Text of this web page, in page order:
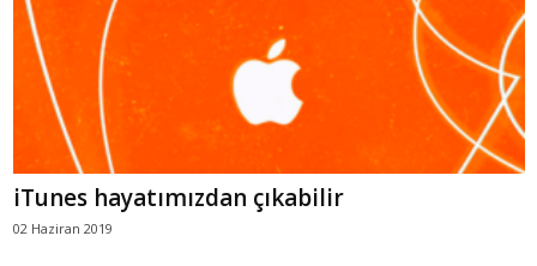
iTunes hayatımızdan çıkabilir
02 Haziran 2019